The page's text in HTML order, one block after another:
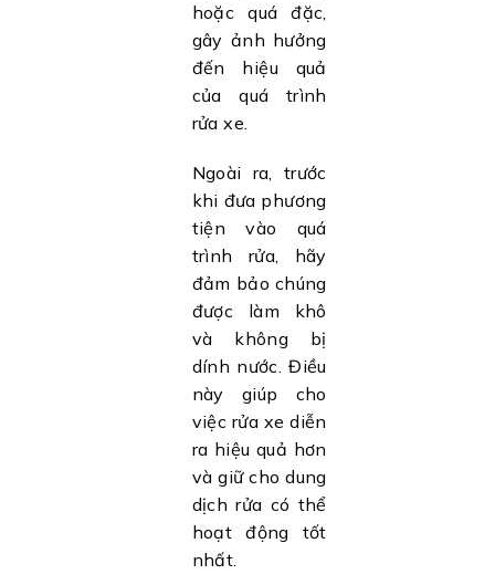
hoặc quá đặc,
gây ảnh hưởng
đến hiệu quả
của quá trình
rửa xe.
Ngoài ra, trước
khi đưa phương
tiện vào quá
trình rửa, hãy
đảm bảo chúng
được làm khô
và không bị
dính nước. Điều
này giúp cho
việc rửa xe diễn
ra hiệu quả hơn
và giữ cho dung
dịch rửa có thể
hoạt động tốt
nhất.